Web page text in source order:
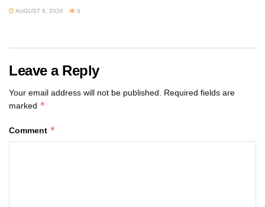
AUGUST 6, 2026 6
Leave a Reply
Your email address will not be published.
Required fields are
marked *
Comment *